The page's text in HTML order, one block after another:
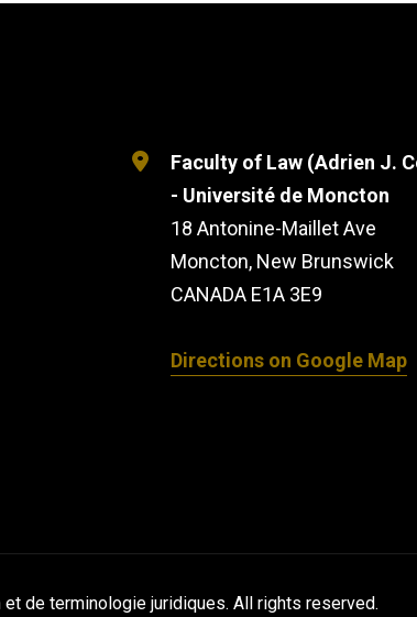
Faculty of Law (Adrien J.
- Université de Moncton
18 Antonine-Maillet Ave
Moncton, New Brunswick
CANADA E1A 3E9
Directions on Google Map
de terminologie juridiques. All rights reserved.